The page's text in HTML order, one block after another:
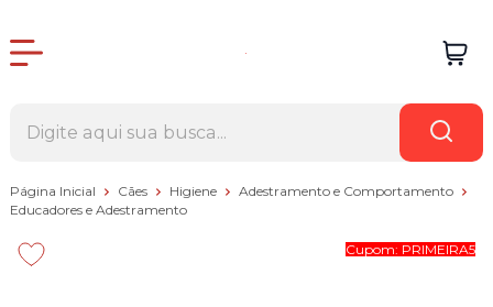
Página Inicial Cães Higiene
Adestramento e Comportamento
Educadores e Adestramento
Cupom: PRIMEIRA5